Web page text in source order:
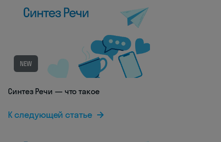
NEW
Синтез Речи — что такое
К следующей статье